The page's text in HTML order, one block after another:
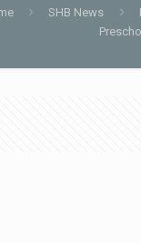
SHB News